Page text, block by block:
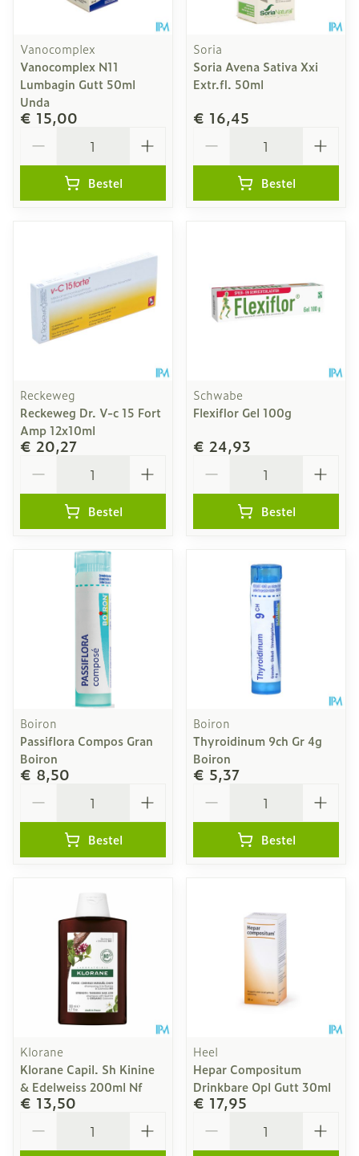
Vanocomplex
Vanocomplex N11
Lumbagin Gutt 50ml
Unda
€ 15,00
Bestel
Soria
Soria Avena Sativa Xxi
Extr.fl. 50ml
€ 16,45
Bestel
Reckeweg
Reckeweg Dr. V-c 15 Fort
Amp 12x10ml
€ 20,27
Bestel
Schwabe
Flexiflor Gel 100g
€ 24,93
Bestel
Boiron
Passiflora Compos Gran
Boiron
€ 8,50
Bestel
Boiron
Thyroidinum 9ch Gr 4g
Boiron
€ 5,37
Bestel
Klorane
Klorane Capil. Sh Kinine
& Edelweiss 200ml Nf
€ 13,50
Heel
Hepar Compositum
Drinkbare Opl Gutt 30ml
€ 17,95